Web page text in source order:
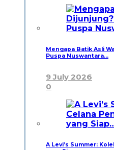
Mengapa Batik Asli
Puspa Nuswantara…
9 July 2026
0
A Levi’s Summer: